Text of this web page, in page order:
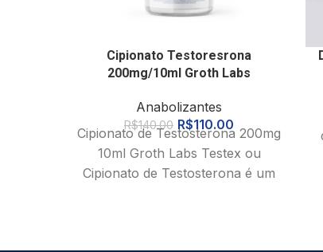
Cipionato Testoresrona
200mg/10ml Groth Labs
Anabolizantes
R$140.00 R$110.00
Cipionato de Testosterona 200mg
10ml Groth Labs Testex ou
Cipionato de Testosterona é um